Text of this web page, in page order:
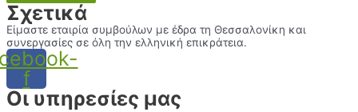
Σχετικά
Είμαστε εταιρία συμβούλων με έδρα τη Θεσσαλονίκη και
συνεργασίες σε όλη την ελληνική επικράτεια.
f
Οι υπηρεσίες μας